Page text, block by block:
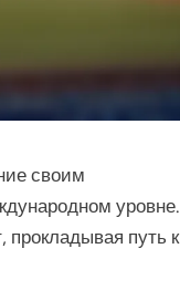
своим
уровне.
путь к